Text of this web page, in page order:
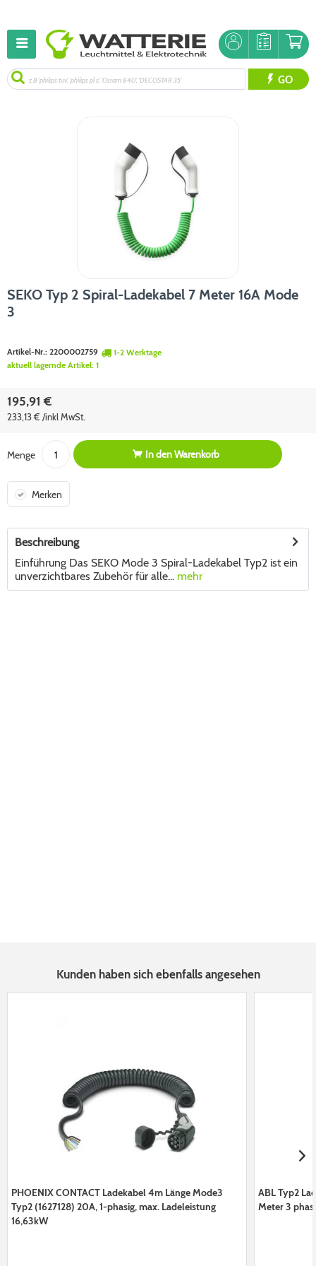
GO
SEKO Typ 2 Spiral-Ladekabel 7 Meter 16A Mode
3
Artikel-Nr.: 2200002759
1-2 Werktage
aktuell lagernde Artikel: 1
195,91 €
233,13 € /inkl MwSt.
Menge In denWarenkorb
Merken
Beschreibung
Einführung Das SEKO Mode 3 Spiral-Ladekabel Typ2 ist ein
unverzichtbares Zubehör für alle... mehr
Kunden haben sich ebenfalls angesehen
PHOENIX CONTACT Ladekabel 4m Länge Mode3
Typ2 (1627128) 20A, 1-phasig, max. Ladeleistung
16,63kW
ABL Typ2
Meter 3